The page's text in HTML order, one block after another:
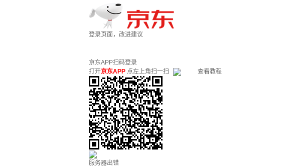
登录页面，改进建议
京东APP扫码登录
打开京东APP 点左上角扫一扫 查看教程
服务器出错